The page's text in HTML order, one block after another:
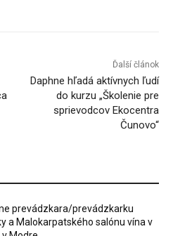
Ďalší článok
Daphne hľadá aktívnych ľudí
do kurzu „Školenie pre
sprievodcov Ekocentra
Čunovo“
prevádzkara/prevádzkarku
a Malokarpatského salónu vína v